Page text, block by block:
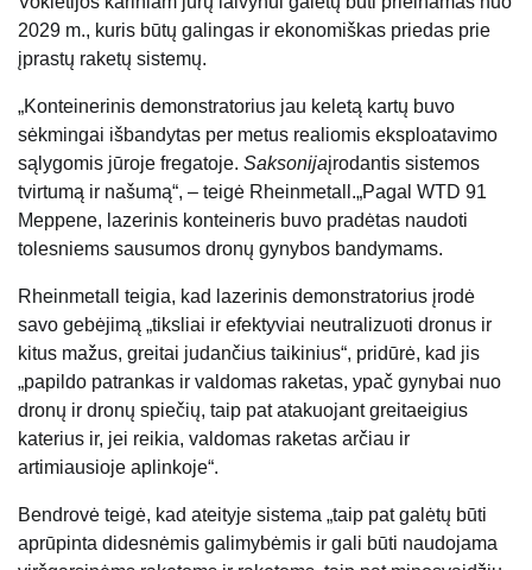
2029 m., kuris būtų galingas ir ekonomiškas priedas prie
įprastų raketų sistemų.
„Konteinerinis demonstratorius jau keletą kartų buvo
sėkmingai išbandytas per metus realiomis eksploatavimo
sąlygomis jūroje fregatoje. Saksonijaįrodantis sistemos
tvirtumą ir našumą“, – teigė Rheinmetall.„Pagal WTD 91
Meppene, lazerinis konteineris buvo pradėtas naudoti
tolesniems sausumos dronų gynybos bandymams.
Rheinmetall teigia, kad lazerinis demonstratorius įrodė
savo gebėjimą „tiksliai ir efektyviai neutralizuoti dronus ir
kitus mažus, greitai judančius taikinius“, pridūrė, kad jis
„papildo patrankas ir valdomas raketas, ypač gynybai nuo
dronų ir dronų spiečių, taip pat atakuojant greitaeigius
katerius ir, jei reikia, valdomas raketas arčiau ir
artimiausioje aplinkoje“.
Bendrovė teigė, kad ateityje sistema „taip pat galėtų būti
aprūpinta didesnėmis galimybėmis ir gali būti naudojama